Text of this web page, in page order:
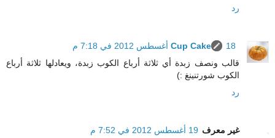
رد
Cup Cake
18 أغسطس 2012 في 7:18 م
قالب ونصف زبدة أي ثلاثة أرباع الكوب زبدة، ويعادلها ثلاثة أرباع
الكوب شورتنينغ :)
رد
غير معرف 19 أغسطس 2012 في 7:52 م